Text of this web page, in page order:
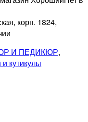
корп. 1824,
И ПЕДИКЮР,
кутикулы